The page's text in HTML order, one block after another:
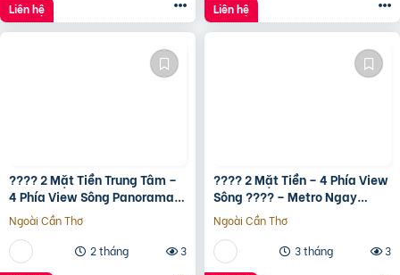
Liên hệ Liên hệ
???? 2 Mặt Tiền Trung Tâm –
4 Phía View Sông Panorama
???? – Metro Ngay Trước Mặt
???? – Full Nội Thất
Ngoài Cần Thơ
2 tháng
3
???? 2 Mặt Tiền – 4 Phía View
Sông ???? – Metro Ngay
Trước Mặt ???? – Full Nội
Thất Smart Home Samsung
????
Ngoài Cần Thơ
3 tháng
3